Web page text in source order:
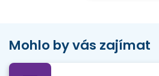
Mohlo by vás zajímat